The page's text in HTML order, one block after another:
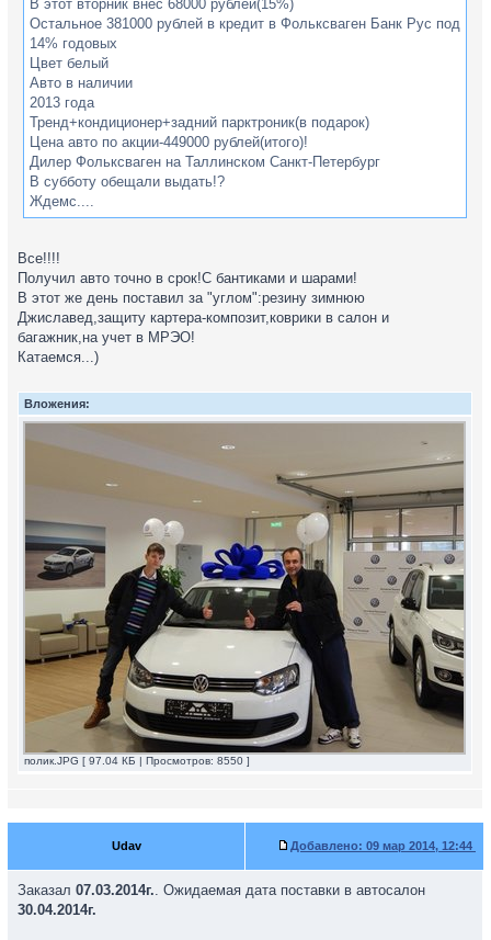
В этот вторник внес 68000 рублей(15%)
Остальное 381000 рублей в кредит в Фольксваген Банк Рус под
14% годовых
Цвет белый
Авто в наличии
2013 года
Тренд+кондиционер+задний парктроник(в подарок)
Цена авто по акции-449000 рублей(итого)!
Дилер Фольксваген на Таллинском Санкт-Петербург
В субботу обещали выдать!?
Ждемс....
Все!!!!
Получил авто точно в срок!С бантиками и шарами!
В этот же день поставил за "углом":резину зимнюю
Джиславед,защиту картера-композит,коврики в салон и
багажник,на учет в МРЭО!
Катаемся...)
Вложения:
полик.JPG [ 97.04 КБ | Просмотров: 8550 ]
Udav Добавлено: 09 мар 2014, 12:44
Заказал 07.03.2014г.. Ожидаемая дата поставки в автосалон
30.04.2014г.